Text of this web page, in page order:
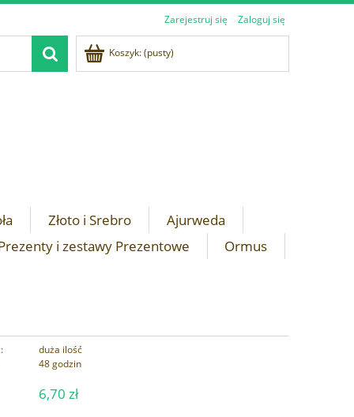
Zarejestruj się Zaloguj się
Koszyk:(pusty)
Złoto i Srebro
Ajurweda
i zestawy Prezentowe
Ormus
duża ilość
48 godzin
6,70 zł